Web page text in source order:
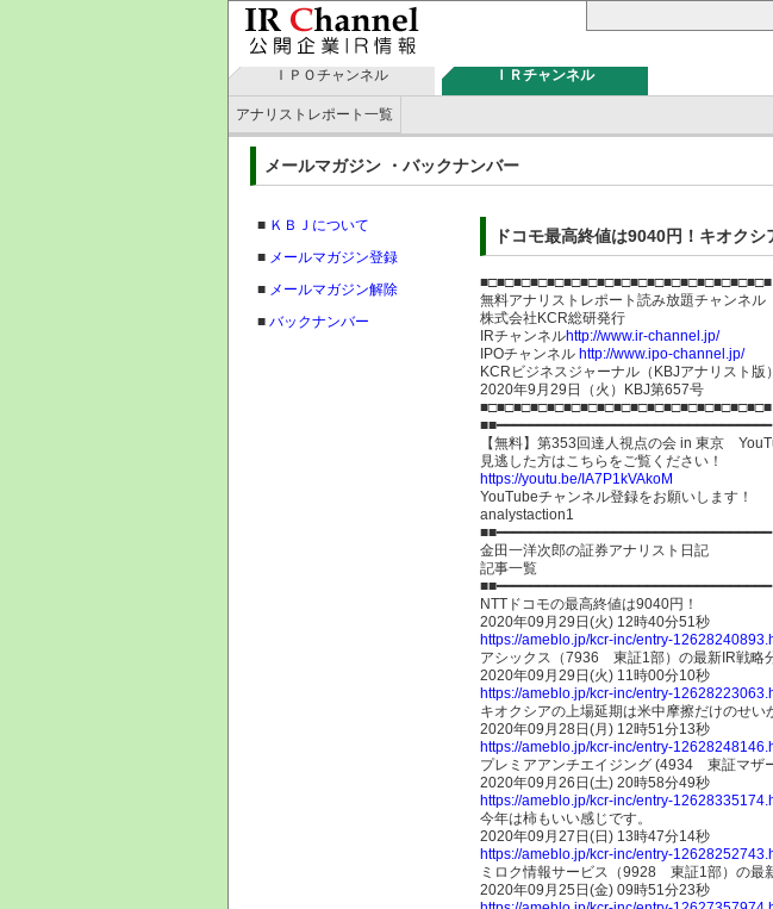
ＩＰＯチャンネル ＩＲチャンネル
アナリストレポート一覧
メールマガジン ・バックナンバー
■ ＫＢＪについて
■ メールマガジン登録
■ メールマガジン解除
■ バックナンバー
ドコモ最高終値は9040円！キオク
■□■□■□■□■□■□■□■□■□■□■□■□■□■□■□■□■□■
無料アナリストレポート読み放題チャンネル
株式会社KCR総研発行
IRチャンネルhttp://www.ir-channel.jp/
IPOチャンネル http://www.ipo-channel.jp/
KCRビジネスジャーナル（KBJアナリスト版）
2020年9月29日（火）KBJ第657号
■□■□■□■□■□■□■□■□■□■□■□■□■□■□■□■□■□■
■■━━━━━━━━━━━━━━━━━━━━━━━━━━━━━━━━━
【無料】第353回達人視点の会 in 東京
見逃した方はこちらをご覧ください！
https://youtu.be/IA7P1kVAkoM
YouTubeチャンネル登録をお願いします！
analystaction1
■■━━━━━━━━━━━━━━━━━━━━━━━━━━━━━━━━━
金田一洋次郎の証券アナリスト日記
記事一覧
■■━━━━━━━━━━━━━━━━━━━━━━━━━━━━━━━━━
NTTドコモの最高終値は9040円！
2020年09月29日(火) 12時40分51秒
https://ameblo.jp/kcr-inc/entry-
アシックス（7936 東証1部）の最新IR戦略
2020年09月29日(火) 11時00分10秒
https://ameblo.jp/kcr-inc/entry-
キオクシアの上場延期は米中摩擦だけのせい
2020年09月28日(月) 12時51分13秒
https://ameblo.jp/kcr-inc/entry-
プレミアアンチエイジング (4934 東証マザ
2020年09月26日(土) 20時58分49秒
https://ameblo.jp/kcr-inc/entry-
今年は柿もいい感じです。
2020年09月27日(日) 13時47分14秒
https://ameblo.jp/kcr-inc/entry-
ミロク情報サービス（9928 東証1部）の最
2020年09月25日(金) 09時51分23秒